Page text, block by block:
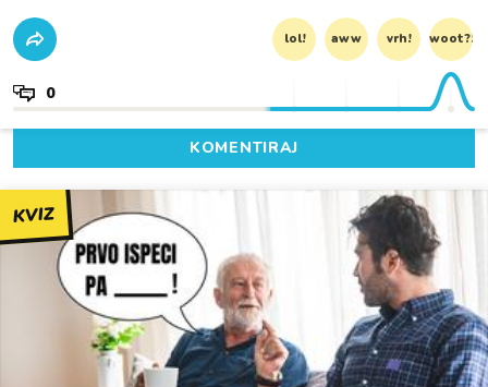
lol! aww vrh! woot?!
0
KOMENTIRAJ
KVIZ